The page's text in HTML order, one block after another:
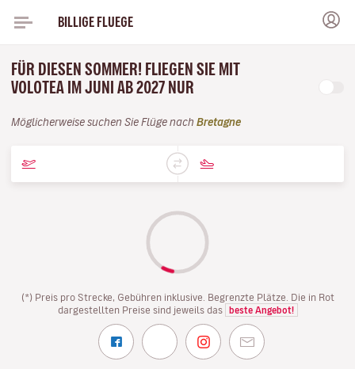
BILLIGE FLUEGE
FÜR DIESEN SOMMER! FLIEGEN SIE MIT
VOLOTEA IM JUNI AB 2027 NUR
Möglicherweise suchen Sie Flüge nach Bretagne
(*) Preis pro Strecke, Gebühren inklusive. Begrenzte Plätze. Die in Rot
dargestellten Preise sind jeweils das
beste Angebot!